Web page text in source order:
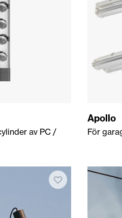
av PC /
Apollo
För